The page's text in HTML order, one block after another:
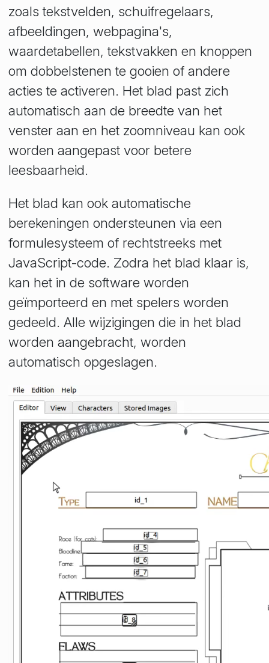
zoals tekstvelden, schuifregelaars,
afbeeldingen, webpagina's,
waardetabellen, tekstvakken en knoppen
om dobbelstenen te gooien of andere
acties te activeren. Het blad past zich
automatisch aan de breedte van het
venster aan en het zoomniveau kan ook
worden aangepast voor betere
leesbaarheid.
Het blad kan ook automatische
berekeningen ondersteunen via een
formulesysteem of rechtstreeks met
JavaScript-code. Zodra het blad klaar is,
kan het in de software worden
geïmporteerd en met spelers worden
gedeeld. Alle wijzigingen die in het blad
worden aangebracht, worden
automatisch opgeslagen.